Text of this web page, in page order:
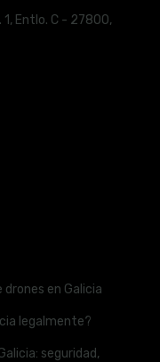
1, Entlo. C - 27800,
en Galicia
legalmente?
seguridad,